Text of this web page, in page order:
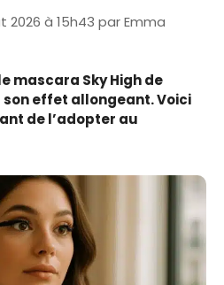
2026 à 15h43 parEmma
mascara Sky High de
effet allongeant. Voici
de l’adopter au